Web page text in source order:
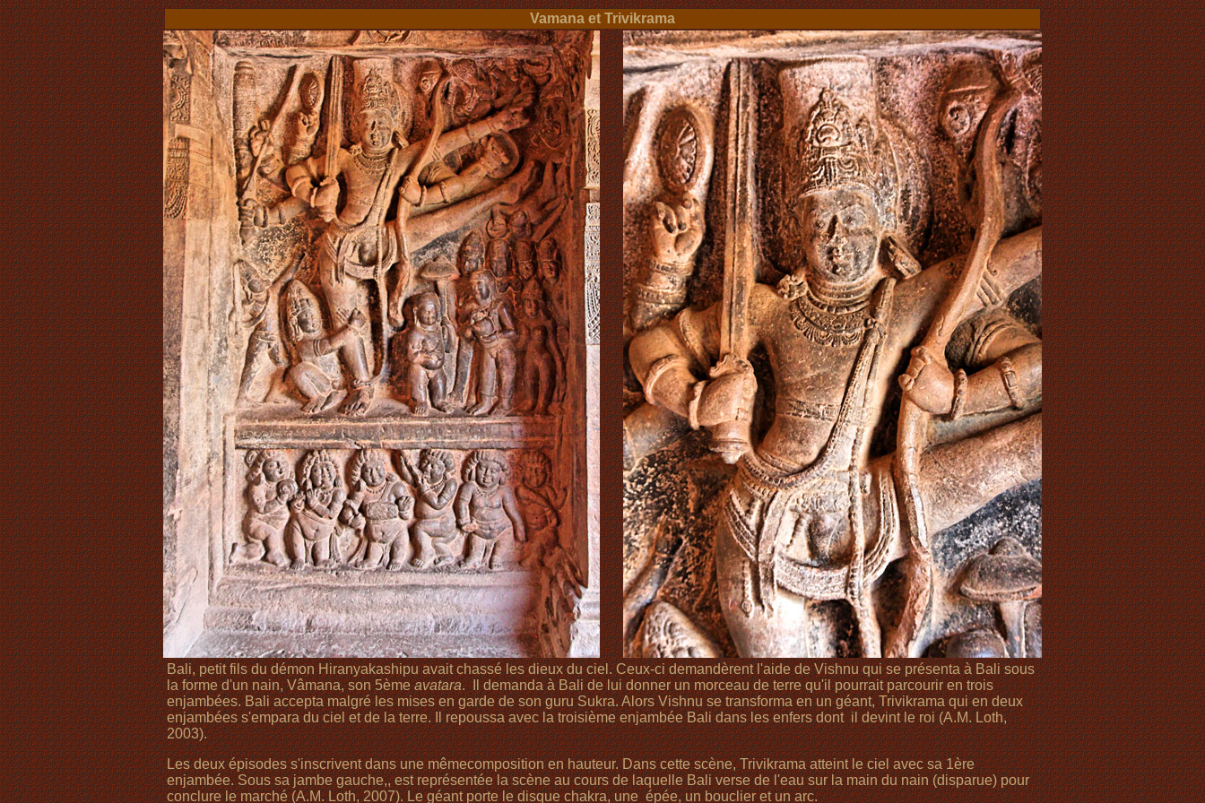
Vamana et Trivikrama
Bali, petit fils du démon Hiranyakashipu avait chassé les dieux du ciel. Ceux-ci demandèrent l'aide de Vishnu qui se présenta à Bali sous
la forme d'un nain, Vâmana, son 5èmeavatara. Il demanda à Bali de lui donner un morceau de terre qu'il pourrait parcourir en trois
enjambées. Bali accepta malgré les mises en garde de son guru Sukra. Alors Vishnu se transforma en un géant, Trivikrama qui en deux
enjambées s'empara du ciel et de la terre. Il repoussa avec la troisième enjambée Bali dans les enfers dont il devint le roi (A.M. Loth,
2003).
Les deux épisodes s'inscrivent dans une mêmecomposition en hauteur. Dans cette scène, Trivikrama atteint le ciel avec sa 1ère
enjambée. Sous sa jambe gauche,, est représentée la scène au cours de laquelle Bali verse de l'eau sur la main du nain (disparue) pour
conclure le marché (A.M. Loth, 2007). Le géant porte le disque chakra, une épée, un bouclier et un arc.